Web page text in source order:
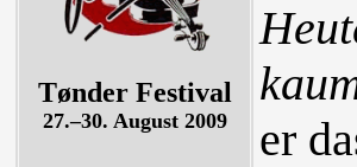
Tønder Festival
27.–30. August 2009
er